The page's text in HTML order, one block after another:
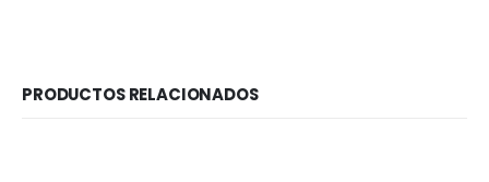
PRODUCTOS RELACIONADOS